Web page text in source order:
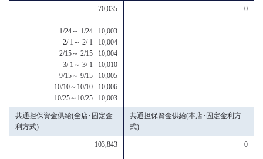
70,035
1/24～ 1/24 10,003
2/ 1～ 2/ 1 10,004
2/15～ 2/15 10,004
3/ 1～ 3/ 1 10,010
9/15～ 9/15 10,005
10/10～10/10 10,006
10/25～10/25 10,003
0
共通担保資金供給(全店･固定金
利方式)
共通担保資金供給(本店･固定金利方
式)
103,843 0